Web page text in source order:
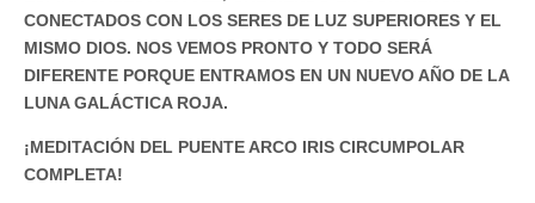
CONECTADOS CON LOS SERES DE LUZ SUPERIORES Y EL
MISMO DIOS. NOS VEMOS PRONTO Y TODO SERÁ
DIFERENTE PORQUE ENTRAMOS EN UN NUEVO AÑO DE LA
LUNA GALÁCTICA ROJA.
¡MEDITACIÓN DEL PUENTE ARCO IRIS CIRCUMPOLAR
COMPLETA!